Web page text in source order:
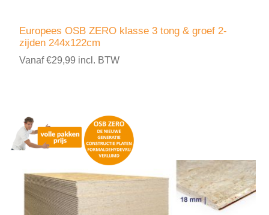
Europees OSB ZERO klasse 3 tong & groef 2-
zijden 244x122cm
Vanaf €29,99 incl. BTW